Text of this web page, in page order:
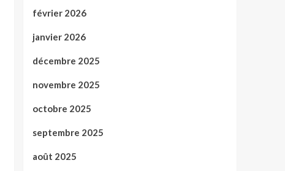
février 2026
janvier 2026
décembre 2025
novembre 2025
octobre 2025
septembre 2025
août 2025